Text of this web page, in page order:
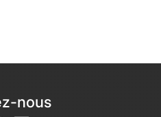
nous